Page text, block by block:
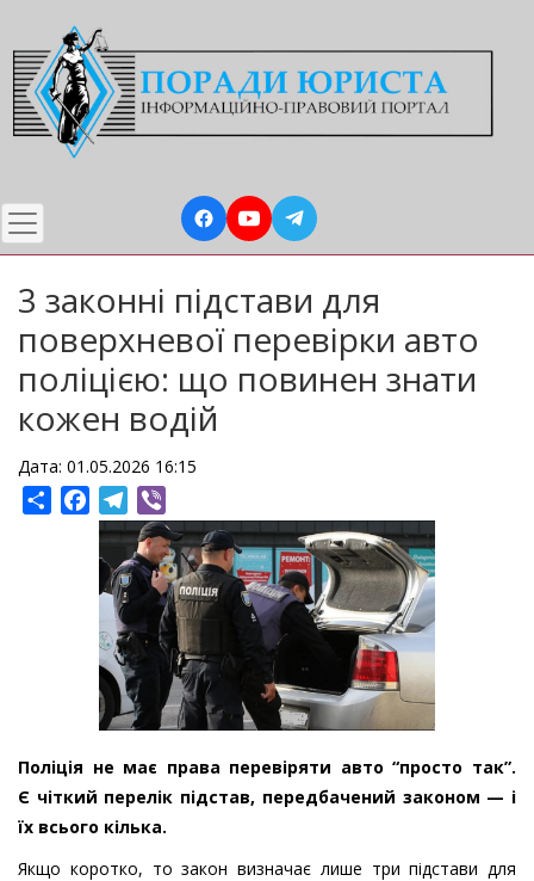
до
основного
вмісту
3 законні підстави для
поверхневої перевірки авто
поліцією: що повинен знати
кожен водій
Дата: 01.05.2026 16:15
ShareFacebookTelegram
Поліція не має права перевіряти авто “просто так”.
Є чіткий перелік підстав, передбачений законом — і
їх всього кілька.
Якщо коротко, то закон визначає лише три підстави для